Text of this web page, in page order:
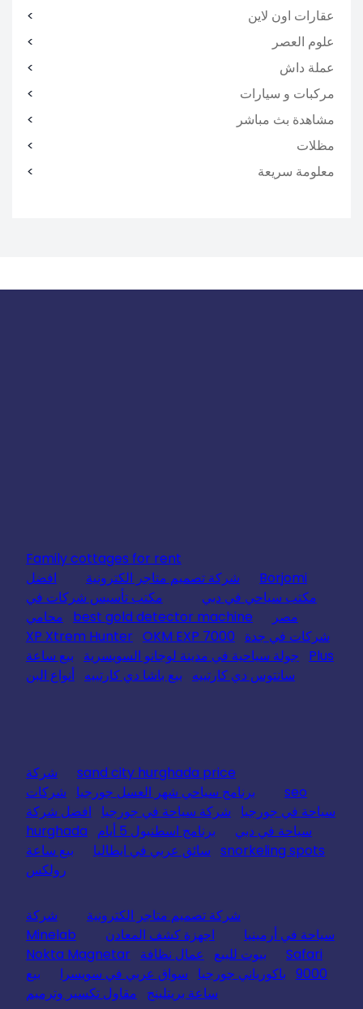
عقارات اون لاين
علوم العصر
عملة داش
مركبات و سيارات
مشاهدة بث مباشر
مظلات
معلومة سريعة
Family cottages for rent
Borjomi
شركة تصميم متاجر الكترونية
افضل
مكتب سياحي في دبي
مكتب تأسيس شركات في
مصر
best gold detector machine
محامي
شركات في جدة
XP Xtrem Hunter OKM EXP 7000
Plus
جولة سياحية في مدينة لوجانو السويسرية
بيع ساعة
سانتوس دي كارتييه
بيع باشا دي كارتييه أنواع البن
sand city hurghada price
شركة
seo
برنامج سياحي شهر العسل جورجيا
شركات
سياحة في جورجيا
شركة سياحة في جورجيا
افضل شركة
سياحة في دبي
برنامج اسطنبول 5 أيام
hurghada
snorkeling spots سائق عربي في ايطاليا
بيع ساعة
رولكس
شركة تصميم متاجر الكترونية
شركة
سياحة في أرمينيا
اجهزة كشف المعادن
Minelab
Safari
بيوت للبيع عمال نظافة Nokta Magnetar
9000 باكورياني جورجيا سواق عربي في سويسرا
بيع
ساعة بريتلينج
مقاول تكسير وترميم